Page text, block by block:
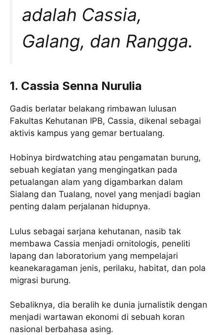
adalah Cassia,
Galang, dan Rangga.
1. Cassia Senna Nurulia
Gadis berlatar belakang rimbawan lulusan
Fakultas Kehutanan IPB, Cassia, dikenal sebagai
aktivis kampus yang gemar bertualang.
Hobinya birdwatching atau pengamatan burung,
sebuah kegiatan yang mengingatkan pada
petualangan alam yang digambarkan dalam
Sialang dan Tualang, novel yang menjadi bagian
penting dalam perjalanan hidupnya.
Lulus sebagai sarjana kehutanan, nasib tak
membawa Cassia menjadi ornitologis, peneliti
lapang dan laboratorium yang mempelajari
keanekaragaman jenis, perilaku, habitat, dan pola
migrasi burung.
Sebaliknya, dia beralih ke dunia jurnalistik dengan
menjadi wartawan ekonomi di sebuah koran
nasional berbahasa asing.